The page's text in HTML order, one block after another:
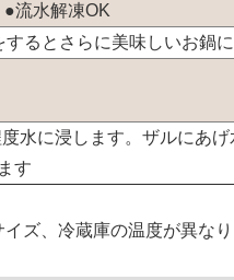
●流水解凍OK
るとさらに美味しいお鍋に
水に浸します。ザルにあ
す
ズ、冷蔵庫の温度が異な